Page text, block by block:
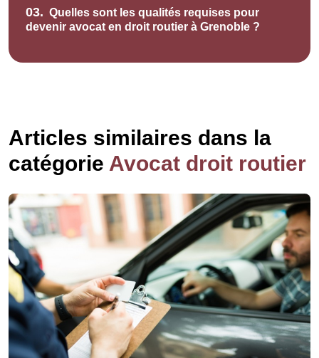
03. Quelles sont les qualités requises pour
devenir avocat en droit routier à Grenoble ?
Articles similaires dans la
catégorie Avocat droit routier